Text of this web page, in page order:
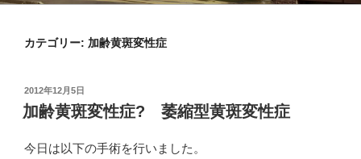
カテゴリー: 加齢黄斑変性症
投
稿
日:
2012年12月5日
加齢黄斑変性症? 萎縮型黄斑変性症
今日は以下の手術を行いました。